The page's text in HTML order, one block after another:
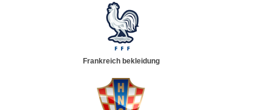
Frankreich bekleidung